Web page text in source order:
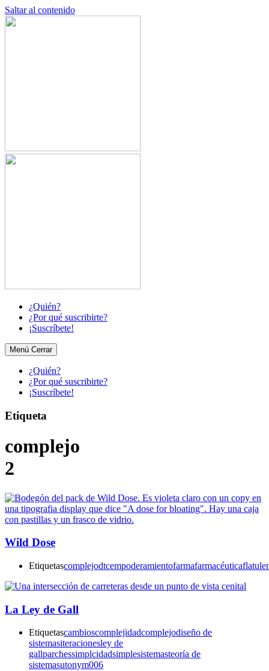
Saltar al contenido
¿Quién?
¿Por qué suscribirte?
¡Suscríbete!
Menú Cerrar
¿Quién?
¿Por qué suscribirte?
¡Suscríbete!
Etiqueta
complejo
2
Wild Dose
Etiquetascomplejodtcempoderamientofarmafarmacéutica
La Ley de Gall
Etiquetascambioscomplejidadcomplejodiseño de
sistemasiteracionesley de
gallparchessimplcidadsimplesistemasteoría de
sistemasutonym006